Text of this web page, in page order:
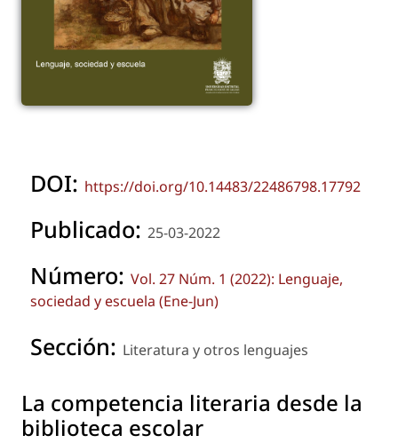
DOI: https://doi.org/10.14483/22486798.17792
Publicado: 25-03-2022
Número: Vol. 27 Núm. 1 (2022): Lenguaje,
sociedad y escuela (Ene-Jun)
Sección: Literatura y otros lenguajes
La competencia literaria desde la
biblioteca escolar